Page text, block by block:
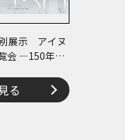
展示 アイヌ
会 ―150年の
る